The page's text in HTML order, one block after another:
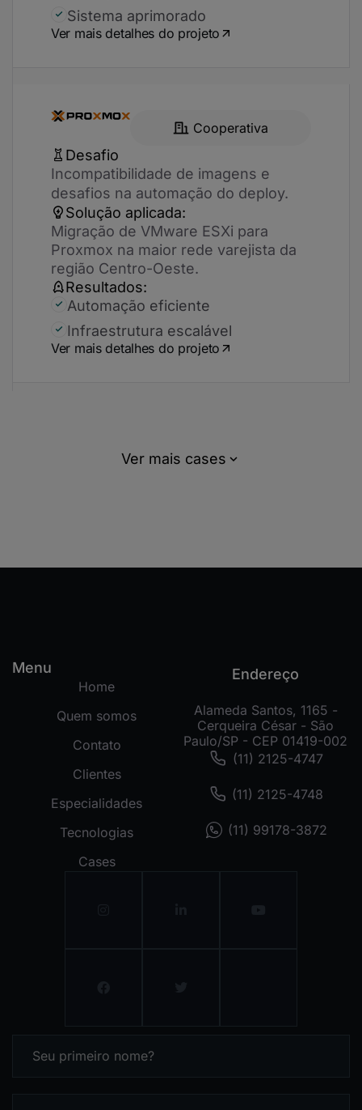
Sistema aprimorado
Ver mais detalhes do projeto
Cooperativa
Desafio
Incompatibilidade de imagens e
desafios na automação do deploy.
Solução aplicada:
Migração de VMware ESXi para
Proxmox na maior rede varejista da
região Centro-Oeste.
Resultados:
Automação eficiente
Infraestrutura escalável
Ver mais detalhes do projeto
Ver mais cases
Menu
Home
Quem somos
Contato
Clientes
Especialidades
Tecnologias
Cases
Endereço
Alameda Santos, 1165 -
Cerqueira César - São
Paulo/SP - CEP 01419-002
(11) 2125-4747
(11) 2125-4748
(11) 99178-3872